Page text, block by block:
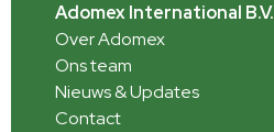
Adomex International B.V.
Over Adomex
Ons team
Nieuws & Updates
Contact